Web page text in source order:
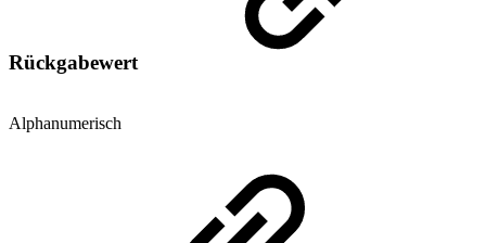
Rückgabewert
Alphanumerisch